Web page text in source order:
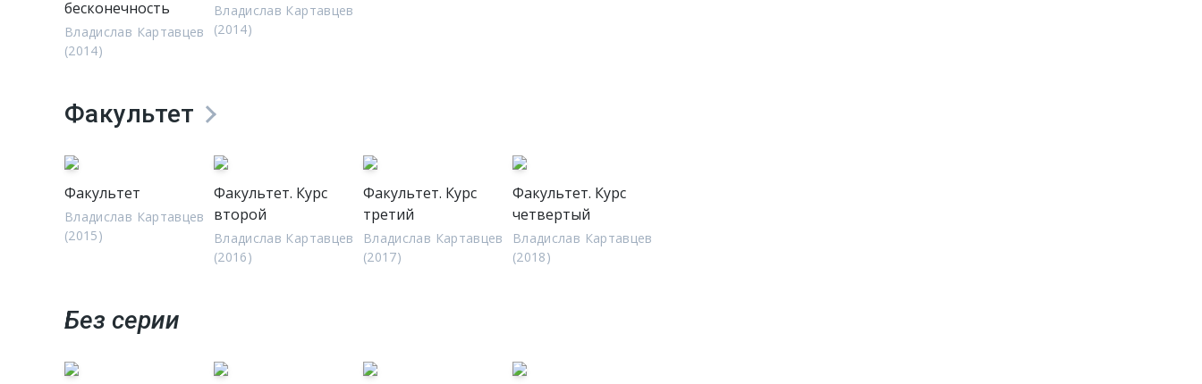
бесконечность
Владислав Картавцев
(2014)
Владислав Картавцев
(2014)
Факультет
Факультет
Владислав Картавцев
(2015)
Факультет. Курс
второй
Владислав Картавцев
(2016)
Факультет. Курс
третий
Владислав Картавцев
(2017)
Факультет. Курс
четвертый
Владислав Картавцев
(2018)
Без серии